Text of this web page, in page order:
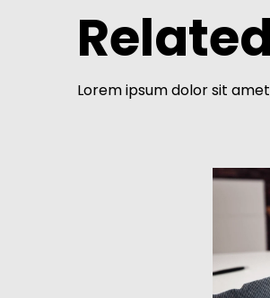
Lorem ipsum dolor sit